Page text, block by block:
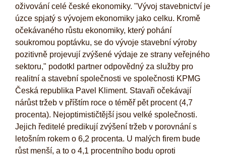
oživování celé české ekonomiky. "Vývoj stavebnictví je
úzce spjatý s vývojem ekonomiky jako celku. Kromě
očekávaného růstu ekonomiky, který pohání
soukromou poptávku, se do vývoje stavební výroby
pozitivně projevují zvýšené výdaje ze strany veřejného
sektoru," podotkl partner odpovědný za služby pro
realitní a stavební společnosti ve společnosti KPMG
Česká republika Pavel Kliment. Stavaři očekávají
nárůst tržeb v příštím roce o téměř pět procent (4,7
procenta). Nejoptimističtější jsou velké společnosti.
Jejich ředitelé predikují zvýšení tržeb v porovnání s
letošním rokem o 6,2 procenta. U malých firem bude
růst menší, a to o 4,1 procentního bodu oproti